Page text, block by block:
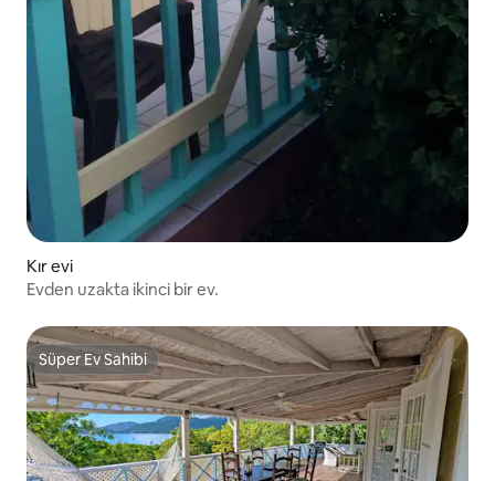
Kır evi
Evden uzakta ikinci bir ev.
Süper Ev Sahibi
Süper Ev Sahibi